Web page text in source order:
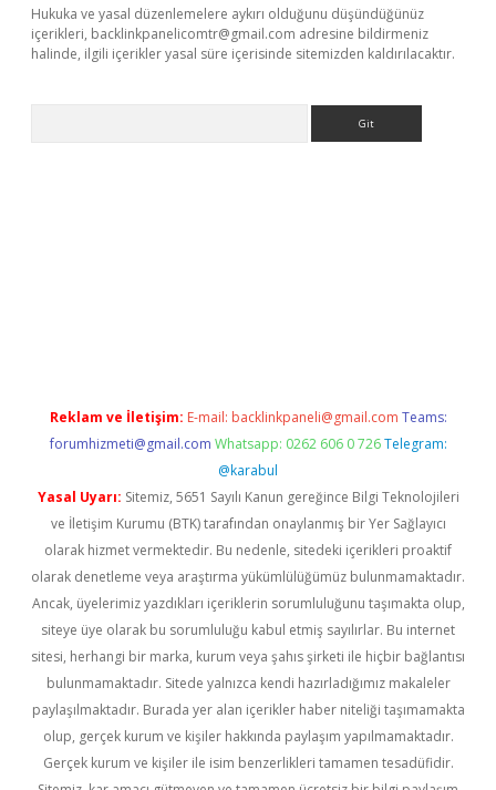
Hukuka ve yasal düzenlemelere aykırı olduğunu düşündüğünüz
içerikleri, backlinkpanelicomtr@gmail.com adresine bildirmeniz
halinde, ilgili içerikler yasal süre içerisinde sitemizden kaldırılacaktır.
Reklam ve İletişim: E-mail: backlinkpaneli@gmail.com Teams:
forumhizmeti@gmail.com Whatsapp: 0262 606 0 726 Telegram:
@karabul
Yasal Uyarı: Sitemiz, 5651 Sayılı Kanun gereğince Bilgi Teknolojileri
ve İletişim Kurumu (BTK) tarafından onaylanmış bir Yer Sağlayıcı
olarak hizmet vermektedir. Bu nedenle, sitedeki içerikleri proaktif
olarak denetleme veya araştırma yükümlülüğümüz bulunmamaktadır.
Ancak, üyelerimiz yazdıkları içeriklerin sorumluluğunu taşımakta olup,
siteye üye olarak bu sorumluluğu kabul etmiş sayılırlar. Bu internet
sitesi, herhangi bir marka, kurum veya şahıs şirketi ile hiçbir bağlantısı
bulunmamaktadır. Sitede yalnızca kendi hazırladığımız makaleler
paylaşılmaktadır. Burada yer alan içerikler haber niteliği taşımamakta
olup, gerçek kurum ve kişiler hakkında paylaşım yapılmamaktadır.
Gerçek kurum ve kişiler ile isim benzerlikleri tamamen tesadüfidir.